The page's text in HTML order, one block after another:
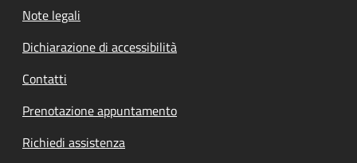
Note legali
Dichiarazione di accessibilità
Contatti
Prenotazione appuntamento
Richiedi assistenza